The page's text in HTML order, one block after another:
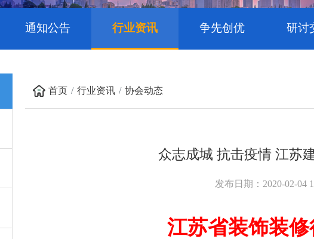
通知公告 行业资讯 争先创优 研讨
首页 行业资讯 协会动态
众志成城 抗击疫情 江苏
发布日期：2020-02-04
江苏省装饰装修